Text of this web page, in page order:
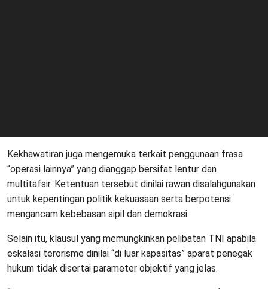
Kekhawatiran juga mengemuka terkait penggunaan frasa
“operasi lainnya” yang dianggap bersifat lentur dan
multitafsir. Ketentuan tersebut dinilai rawan disalahgunakan
untuk kepentingan politik kekuasaan serta berpotensi
mengancam kebebasan sipil dan demokrasi.
Selain itu, klausul yang memungkinkan pelibatan TNI apabila
eskalasi terorisme dinilai “di luar kapasitas” aparat penegak
hukum tidak disertai parameter objektif yang jelas.